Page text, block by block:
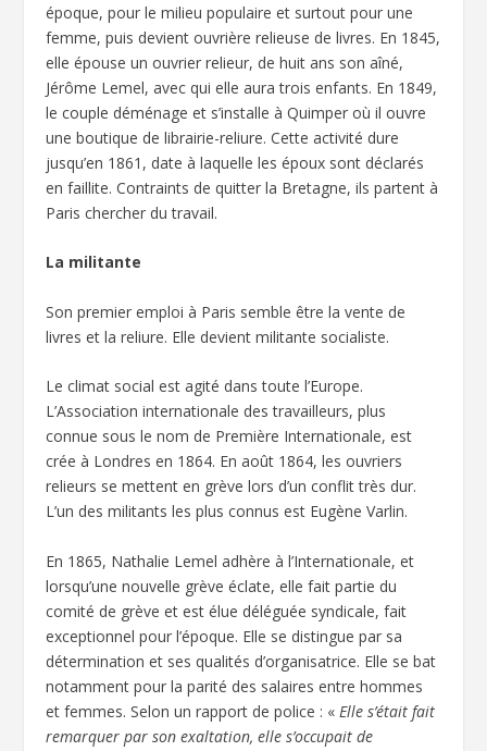
époque, pour le milieu populaire et surtout pour une
femme, puis devient ouvrière relieuse de livres. En 1845,
elle épouse un ouvrier relieur, de huit ans son aîné,
Jérôme Lemel, avec qui elle aura trois enfants. En 1849,
le couple déménage et s’installe à Quimper où il ouvre
une boutique de librairie-reliure. Cette activité dure
jusqu’en 1861, date à laquelle les époux sont déclarés
en faillite. Contraints de quitter la Bretagne, ils partent à
Paris chercher du travail.
La militante
Son premier emploi à Paris semble être la vente de
livres et la reliure. Elle devient militante socialiste.
Le climat social est agité dans toute l’Europe.
L’Association internationale des travailleurs, plus
connue sous le nom de Première Internationale, est
crée à Londres en 1864. En août 1864, les ouvriers
relieurs se mettent en grève lors d’un conflit très dur.
L’un des militants les plus connus est Eugène Varlin.
En 1865, Nathalie Lemel adhère à l’Internationale, et
lorsqu’une nouvelle grève éclate, elle fait partie du
comité de grève et est élue déléguée syndicale, fait
exceptionnel pour l’époque. Elle se distingue par sa
détermination et ses qualités d’organisatrice. Elle se bat
notamment pour la parité des salaires entre hommes
et femmes. Selon un rapport de police : « Elle s’était fait
remarquer par son exaltation, elle s’occupait de